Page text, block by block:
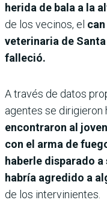
herida de bala a la
de los vecinos, el
veterinaria de
falleció.
A través de datos
agentes se dirigieron
encontraron al
con el arma de
haberle disparado
habría agredido a
de los intervinientes.